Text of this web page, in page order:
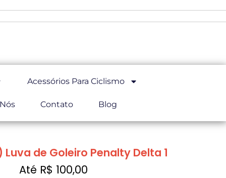
Acessórios Para Ciclismo
Contato Blog
de Goleiro Penalty Delta 1
Até R$ 100,00